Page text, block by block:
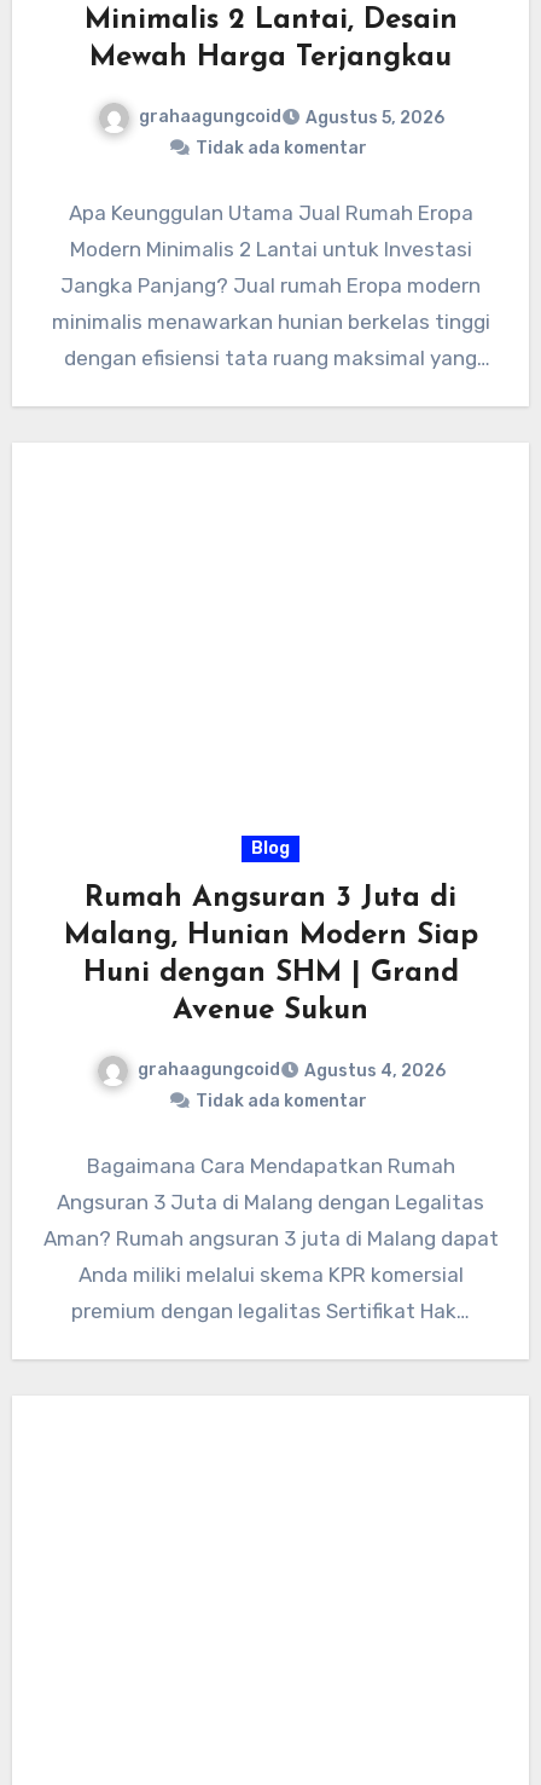
Minimalis 2 Lantai, Desain
Mewah Harga Terjangkau
grahaagungcoid
Agustus 5, 2026
Tidak ada komentar
Apa Keunggulan Utama Jual Rumah Eropa
Modern Minimalis 2 Lantai untuk Investasi
Jangka Panjang? Jual rumah Eropa modern
minimalis menawarkan hunian berkelas tinggi
dengan efisiensi tata ruang maksimal yang
Blog
Rumah Angsuran 3 Juta di
Malang, Hunian Modern Siap
Huni dengan SHM | Grand
Avenue Sukun
grahaagungcoid
Agustus 4, 2026
Tidak ada komentar
Bagaimana Cara Mendapatkan Rumah
Angsuran 3 Juta di Malang dengan Legalitas
Aman? Rumah angsuran 3 juta di Malang dapat
Anda miliki melalui skema KPR komersial
premium dengan legalitas Sertifikat Hak…